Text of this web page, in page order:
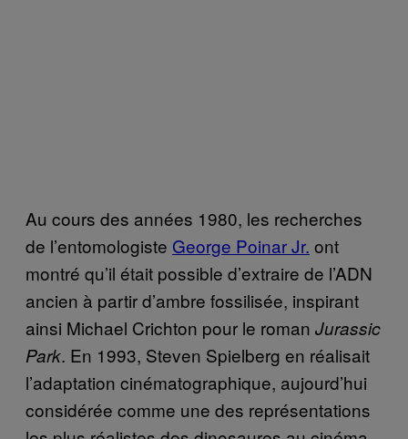
Au cours des années 1980, les recherches
de l’entomologiste George Poinar Jr. ont
montré qu’il était possible d’extraire de l’ADN
ancien à partir d’ambre fossilisée, inspirant
ainsi Michael Crichton pour le roman Jurassic
Park. En 1993, Steven Spielberg en réalisait
l’adaptation cinématographique, aujourd’hui
considérée comme une des représentations